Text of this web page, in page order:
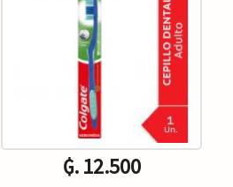
₲. 12.500